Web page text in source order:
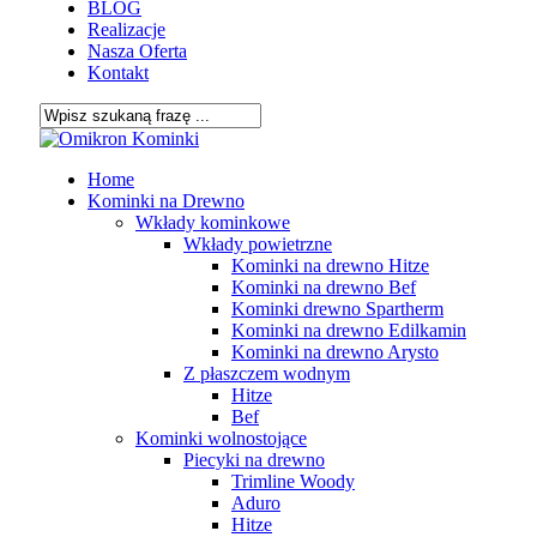
BLOG
Realizacje
Nasza Oferta
Kontakt
Close
search
Menu
Home
Kominki na Drewno
Wkłady kominkowe
Wkłady powietrzne
Kominki na drewno Hitze
Kominki na drewno Bef
Kominki drewno Spartherm
Kominki na drewno Edilkamin
Kominki na drewno Arysto
Z płaszczem wodnym
Hitze
Bef
Kominki wolnostojące
Piecyki na drewno
Trimline Woody
Aduro
Hitze